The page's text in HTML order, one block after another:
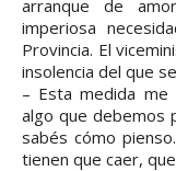
arranque de
imperiosa
Provincia. El
insolencia del que
– Esta medida me
algo que debemos
sabés cómo
tienen que caer,